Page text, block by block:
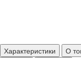
Характеристики
О